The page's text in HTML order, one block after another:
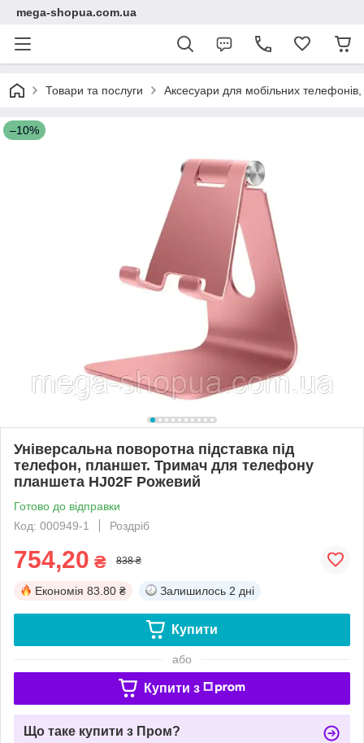
mega-shopua.com.ua
Товари та послуги Аксесуари для мобільних телефонів,
–10%
Універсальна поворотна підставка під
телефон, планшет. Тримач для телефону
планшета HJ02F Рожевий
Готово до відправки
Код: 000949-1
Роздріб
754,20 ₴ 838 ₴
Економія 83.80 ₴ Залишилось 2 дні
Купити
або
Купити з
Що таке купити з Пром?